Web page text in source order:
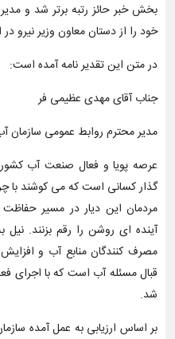
بخش خبر حائز رتبه برتر شد و
خود را از دستان معاون وزیر نیرو
در متن این تقدیر نامه آمده است:
جناب آقای مهدی عظیمی فر
مدیر محترم روابط عمومی سازمان
عرصه پویا و فعال صنعت آب کشور
گذار کسانی است که می کوشند با
مردمان این دیار در مسیر
آینده ای روشن را رقم بزنند. نیل
مصرف کنندگان منابع آب و
قبال مسئله آب است که با اجرای
شد.
بر اساس ارزیابی به عمل آمده